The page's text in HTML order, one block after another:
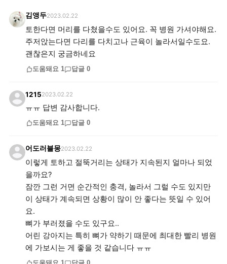
김앵두2023.02.22
토한다면 머리를 다쳤을수도 있어요. 꼭 병원 가셔야해요.
주저앉는다면 다리를 다치고나 근육이 놀라서일수도요.
괜찮은지 궁금하네요
도움돼요 1 답글 0
12152023.02.22
ㅠㅠ 답변 감사합니다.
도움돼요 1 답글 0
어도러블몽2023.02.22
이렇게 토하고 절뚝거리는 상태가 지속된지 얼마나 되었
을까요?
잠깐 그런 거면 순간적인 충격, 놀라서 그럴 수도 있지만
이 상태가 계속되면 상황이 많이 안 좋다는 뜻일 수 있어
요.
뼈가 부러졌을 수도 있구요..
어린 강아지는 특히 뼈가 약하기 때문에 최대한 빨리 병원
에 가보시는 게 좋을 것 같습니다 ㅠㅠ